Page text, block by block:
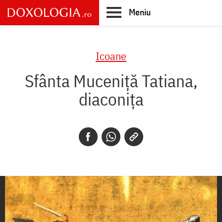
Skip
to
main
Meniu
Icoane
Sfânta Muceniță Tatiana,
diaconița